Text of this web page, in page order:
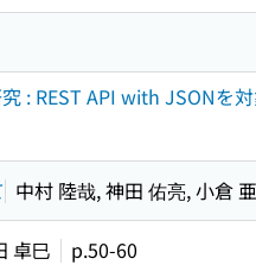
: REST API with JSONを
中村 陸哉, 神田 佑亮, 小倉
卓巳 p.50-60